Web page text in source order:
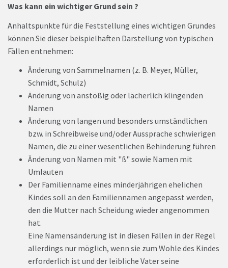
Was kann ein wichtiger Grund sein ?
Anhaltspunkte für die Feststellung eines wichtigen Grundes
können Sie dieser beispielhaften Darstellung von typischen
Fällen entnehmen:
Änderung von Sammelnamen (z. B. Meyer, Müller,
Schmidt, Schulz)
Änderung von anstößig oder lächerlich klingenden
Namen
Änderung von langen und besonders umständlichen
bzw. in Schreibweise und/oder Aussprache schwierigen
Namen, die zu einer wesentlichen Behinderung führen
Änderung von Namen mit "ß" sowie Namen mit
Umlauten
Der Familienname eines minderjährigen ehelichen
Kindes soll an den Familiennamen angepasst werden,
den die Mutter nach Scheidung wieder angenommen
hat.
Eine Namensänderung ist in diesen Fällen in der Regel
allerdings nur möglich, wenn sie zum Wohle des Kindes
erforderlich ist und der leibliche Vater seine